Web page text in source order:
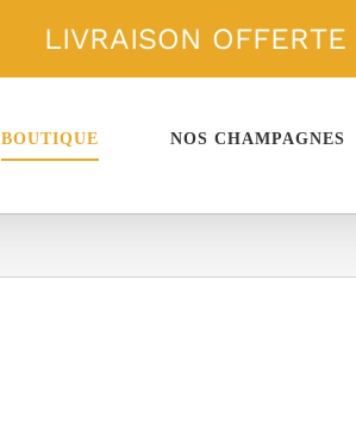
LIVRAISON
BOUTIQUE NOS CHAMPAGNES